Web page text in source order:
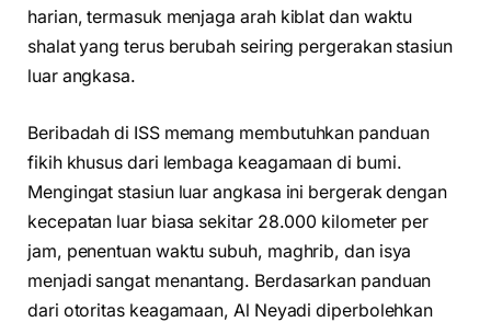
harian, termasuk menjaga arah kiblat dan waktu
shalat yang terus berubah seiring pergerakan stasiun
luar angkasa.
Beribadah di ISS memang membutuhkan panduan
fikih khusus dari lembaga keagamaan di bumi.
Mengingat stasiun luar angkasa ini bergerak dengan
kecepatan luar biasa sekitar 28.000 kilometer per
jam, penentuan waktu subuh, maghrib, dan isya
menjadi sangat menantang. Berdasarkan panduan
dari otoritas keagamaan, Al Neyadi diperbolehkan